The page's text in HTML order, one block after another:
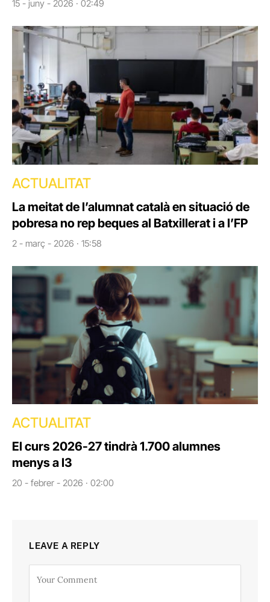
15 - juny - 2026 · 02:49
ACTUALITAT
La meitat de l’alumnat català en situació de
pobresa no rep beques al Batxillerat i a l’FP
2 - març - 2026 · 15:58
ACTUALITAT
El curs 2026-27 tindrà 1.700 alumnes
menys a I3
20 - febrer - 2026 · 02:00
LEAVE A REPLY